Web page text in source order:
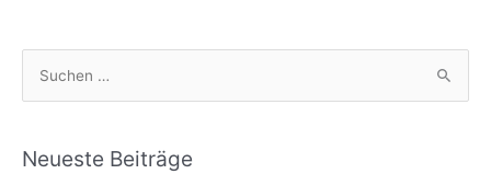
h
Neueste Beiträge